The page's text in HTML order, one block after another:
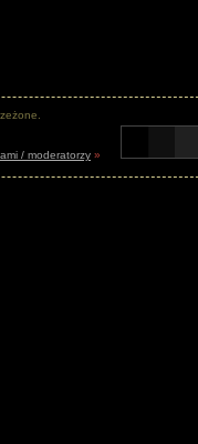
/ moderatorzy »